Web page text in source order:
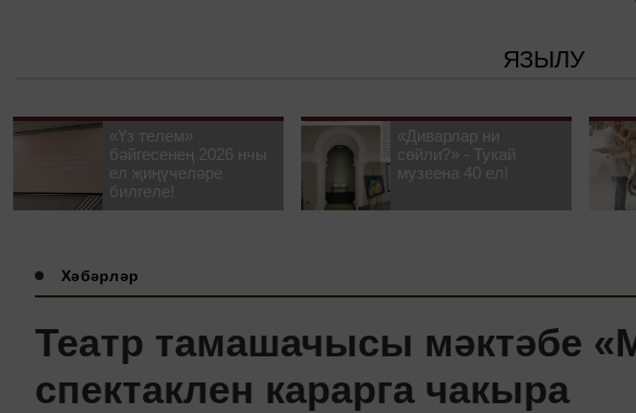
ЯЗЫЛУ
«Үз телем»
бәйгесенең 2026 нчы
ел җиңүчеләре
билгеле!
«Диварлар ни
сөйли?» - Тукай
музеена 40 ел!
Хәбәрләр
Театр тамашачысы мәктәбе
спектаклен карарга чакыра